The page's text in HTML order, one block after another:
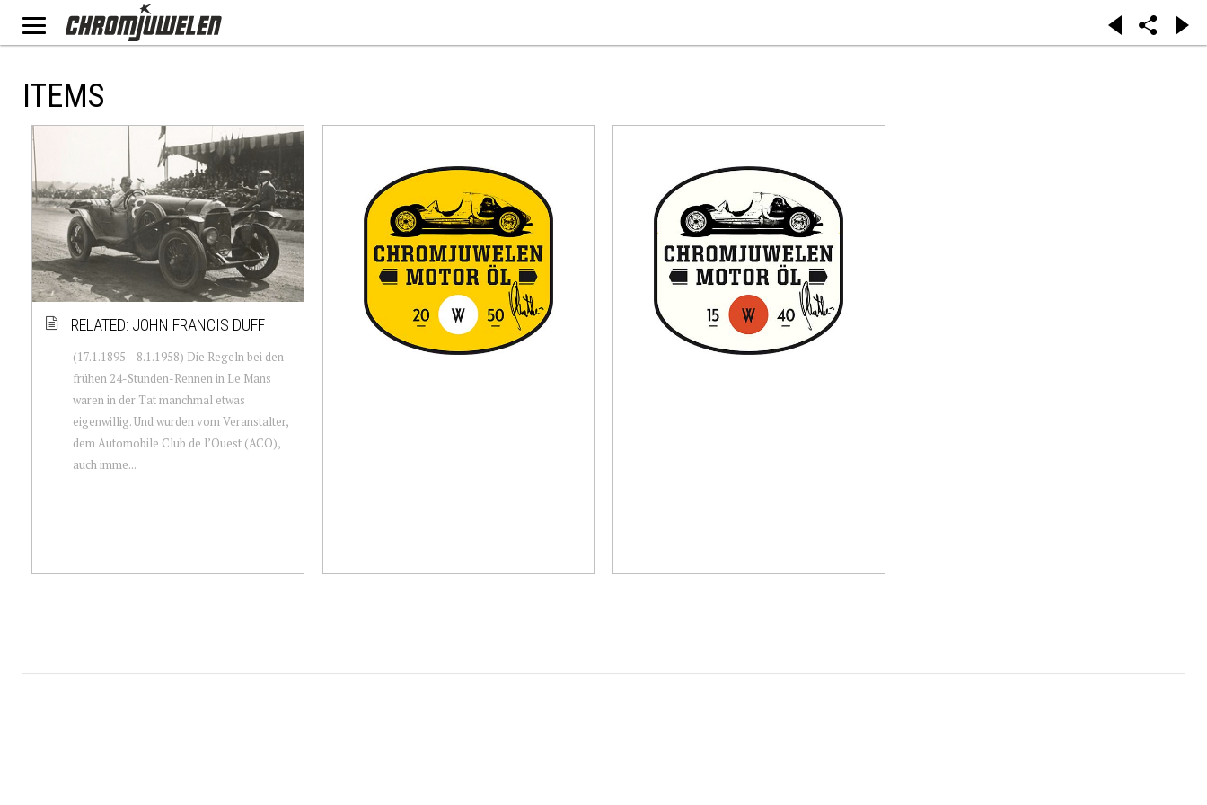
ITEMS
RELATED: JOHN FRANCIS DUFF
(17.1.1895 – 8.1.1958) Die Regeln bei den
frühen 24-Stunden-Rennen in Le Mans
waren in der Tat manchmal etwas
eigenwillig. Und wurden vom Veranstalter,
dem Automobile Club de l’Ouest (ACO),
auch imme...